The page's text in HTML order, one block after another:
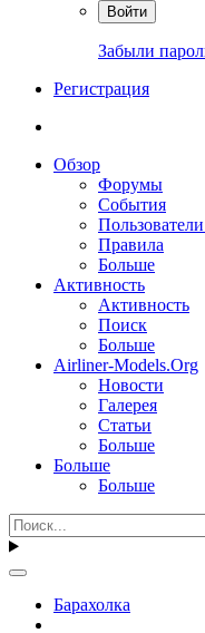
Войти
Забыли
Регистрация
Обзор
Форумы
События
Правила
Больше
Активность
Активность
Поиск
Больше
Airliner-Models.Org
Новости
Галерея
Статьи
Больше
Больше
Больше
Барахолка